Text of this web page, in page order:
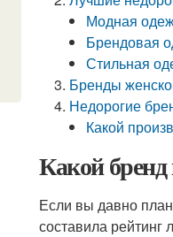
Модная
Брендовая
Стильная
Бренды
Недорогие
Какой
Какой
Если вы давно
составила рейтинг